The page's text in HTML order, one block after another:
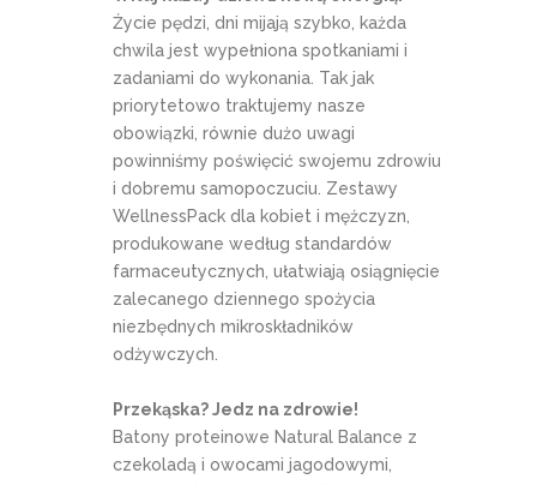
Życie pędzi, dni mijają szybko, każda
chwila jest wypełniona spotkaniami i
zadaniami do wykonania. Tak jak
priorytetowo traktujemy nasze
obowiązki, równie dużo uwagi
powinniśmy poświęcić swojemu zdrowiu
i dobremu samopoczuciu. Zestawy
WellnessPack dla kobiet i mężczyzn,
produkowane według standardów
farmaceutycznych, ułatwiają osiągnięcie
zalecanego dziennego spożycia
niezbędnych mikroskładników
odżywczych.
Przekąska? Jedz na zdrowie!
Batony proteinowe Natural Balance z
czekoladą i owocami jagodowymi,